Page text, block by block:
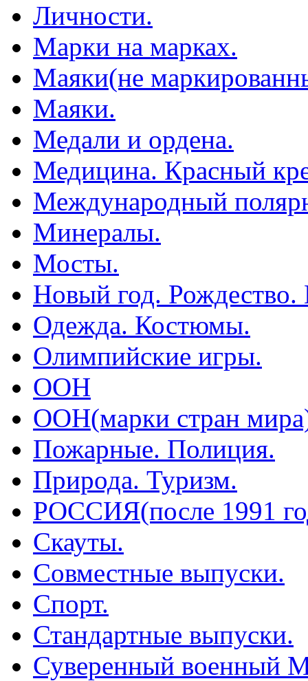
Личности.
Марки на марках.
Маяки(не
Маяки.
Медали и ордена.
Медицина. Красный
Международный
Минералы.
Мосты.
Новый год. Рождество.
Одежда. Костюмы.
Олимпийские игры.
ООН
ООН(марки стран
Пожарные. Полиция.
Природа. Туризм.
РОССИЯ(после 1991
Скауты.
Совместные выпуски.
Спорт.
Стандартные выпуски.
Суверенный военный